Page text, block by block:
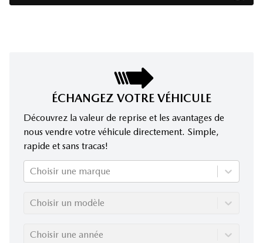
ÉCHANGEZ VOTRE VÉHICULE
Découvrez la valeur de reprise et les avantages de
nous vendre votre véhicule directement. Simple,
rapide et sans tracas!
Choisir une marque
Choisir un modèle
Choisir une année